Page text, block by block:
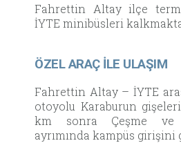
Fahrettin Altay ilçe
İYTE minibüsleri
ÖZEL ARAÇ İLE ULAŞIM
Fahrettin Altay – İYTE
otoyolu Karaburun
km sonra Çeşme ve
ayrımında kampüs girişini